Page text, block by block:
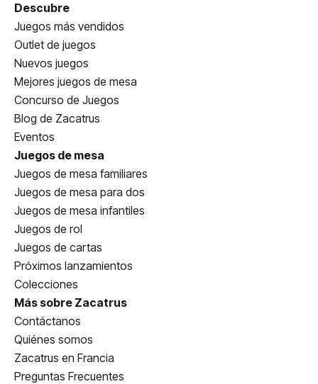
Descubre
Juegos más vendidos
Outlet de juegos
Nuevos juegos
Mejores juegos de mesa
Concurso de Juegos
Blog de Zacatrus
Eventos
Juegos de mesa
Juegos de mesa familiares
Juegos de mesa para dos
Juegos de mesa infantiles
Juegos de rol
Juegos de cartas
Próximos lanzamientos
Colecciones
Más sobre Zacatrus
Contáctanos
Quiénes somos
Zacatrus en Francia
Preguntas Frecuentes